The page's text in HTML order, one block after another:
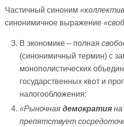
Частичный синоним
синонимичное выражение
В экономике – полная
(синонимичный термин) с
монополистических
государственных квот и
налогообложения:
«Рыночнаядемократия на
препятствует